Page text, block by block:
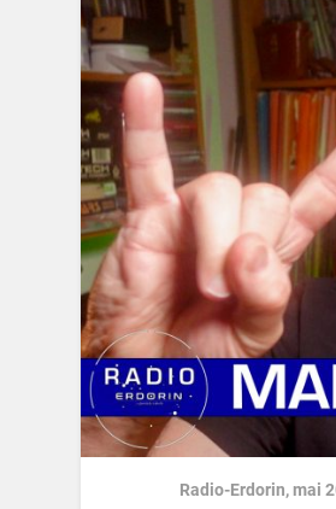
Radio-Erdorin, mai